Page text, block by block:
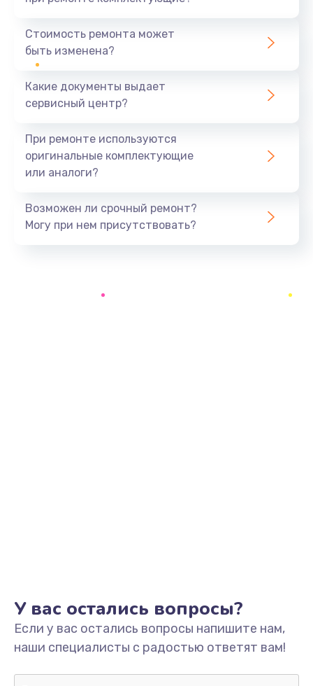
890 руб.
Восстановление данных
Замена микрофона
Заказать
Замена сканера отпечатка пальца
530 руб.
Заказать
Стоимость ремонта может
быть изменена?
Какие документы выдает
сервисный центр?
При ремонте используются
оригинальные комплектующие
или аналоги?
Возможен ли срочный ремонт?
Могу при нем присутствовать?
У вас остались вопросы?
Если у вас остались вопросы напишите нам,
наши специалисты с радостью ответят вам!